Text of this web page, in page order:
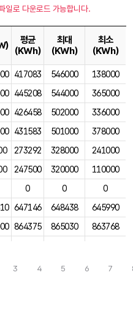
일로 다운로드 가능합니다.
평균
(KWh)
최대
(KWh)
최소
(KWh)
417083 546000
138000
445208 544000
365000
426458 502000
336000
431583 501000
378000
273292 328000
241000
247500 320000
110000
0 0
0
647146 648438
645990
864375 865030
863768
3 4 5 6 7